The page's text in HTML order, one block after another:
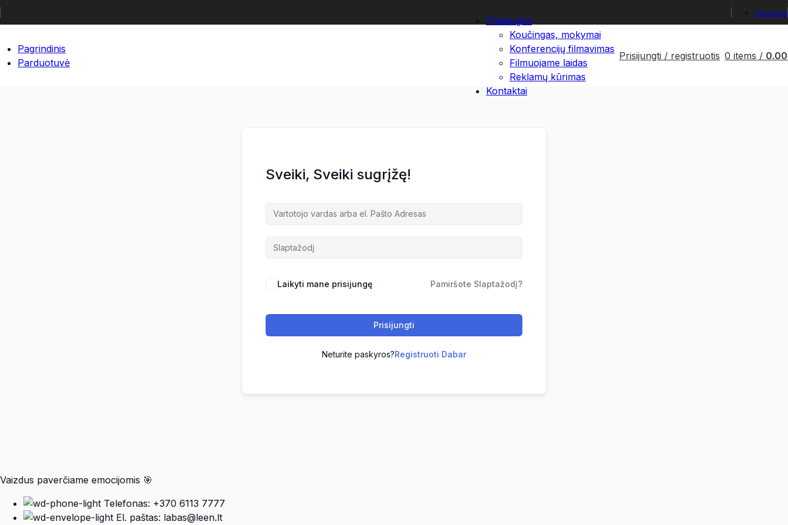
Kontaktai
Pagrindinis
Parduotuvė
Paslaugos
Koučingas, mokymai
Konferencijų filmavimas
Filmuojame laidas
Reklamų kūrimas
Kontaktai
Prisijungti / registruotis 0 items / 0.00
Sveiki, Sveiki sugrįžę!
Laikyti mane prisijungę Pamiršote Slaptažodį?
Prisijungti
Neturite paskyros?Registruoti Dabar
Vaizdus paverčiame emocijomis 🎯
Telefonas: +370 6113 7777
El. paštas: labas@leen.lt